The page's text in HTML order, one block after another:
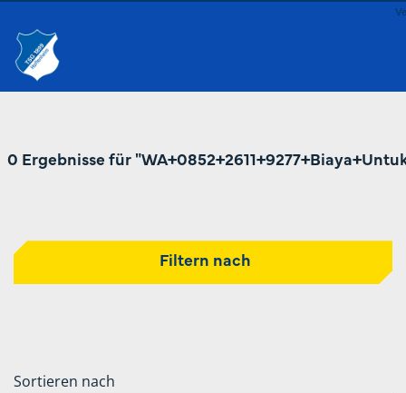
0 Ergebnisse für
Filtern nach
Sortieren nach